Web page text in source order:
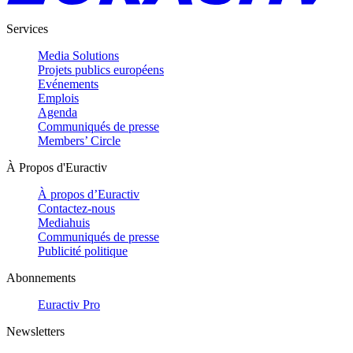
Services
Media Solutions
Projets publics européens
Evénements
Emplois
Agenda
Communiqués de presse
Members’ Circle
À Propos d'Euractiv
À propos d’Euractiv
Contactez-nous
Mediahuis
Communiqués de presse
Publicité politique
Abonnements
Euractiv Pro
Newsletters